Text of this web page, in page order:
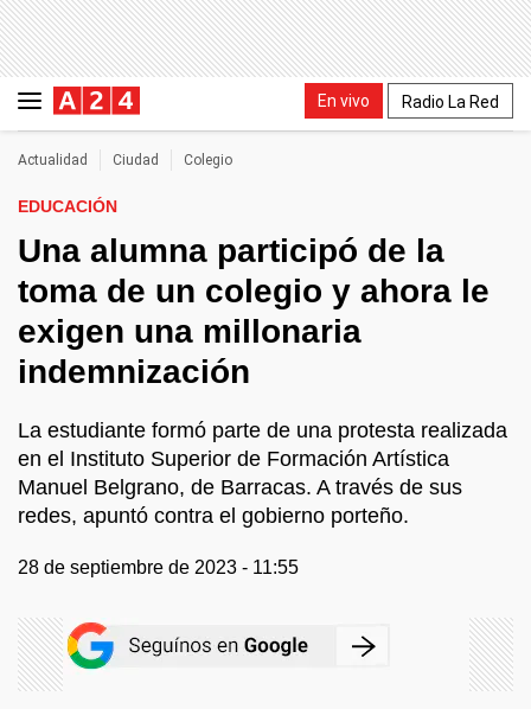
En vivo Radio La Red
Actualidad Ciudad Colegio
EDUCACIÓN
Una alumna participó de la
toma de un colegio y ahora le
exigen una millonaria
indemnización
La estudiante formó parte de una protesta realizada
en el Instituto Superior de Formación Artística
Manuel Belgrano, de Barracas. A través de sus
redes, apuntó contra el gobierno porteño.
28 de septiembre de 2023 - 11:55